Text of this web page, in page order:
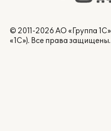
© 2011-2026 АО «Группа
«1С»). Все права защищены.